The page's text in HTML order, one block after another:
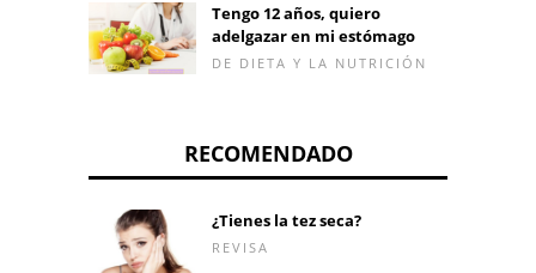
Tengo 12 años, quiero
adelgazar en mi estómago
DE DIETA Y LA NUTRICIÓN
RECOMENDADO
¿Tienes la tez seca?
REVISA